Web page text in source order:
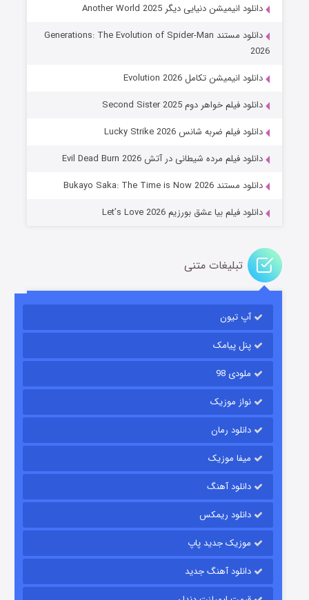
جادوگری در مغولستان
باب اسفنجی فصل ۱۷
قسمت۶ (زیرنویس) منتشر شد
قسمت۱۵ (دوبله) منتشر شد
دانلود انیمیشن دنیایی دیگر Another World 2025
دانلود مستند Generations: The Evolution of Spider-Man
2026
دانلود انیمیشن تکامل Evolution 2026
دانلود فیلم خواهر دوم Second Sister 2025
دانلود فیلم ضربه شانس Lucky Strike 2026
دانلود فیلم مرده شیطانی در آتش Evil Dead Burn 2026
دانلود مستند Bukayo Saka: The Time is Now 2026
دانلود فیلم بیا عشق بورزیم Let’s Love 2026
تبلیغات متنی
آپ تیون
پنل پیامک
ملودی 98
نواز موزیک
دانلود رمان
میفا موزیک
دانلود آهنگ
دانلود ریمکس
موزیک جدید پاپ
دانلود آهنگ جدید